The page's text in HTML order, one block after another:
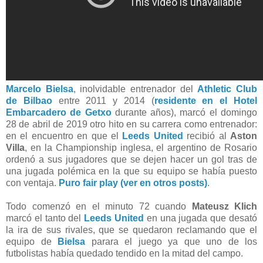
Marcelo Bielsa, inolvidable entrenador del Athletic Club
de Bilbaoentre 2011 y 2014 (residente en el Hotel
Embarcadero de Getxodurante años), marcó el domingo
28 de abril de 2019 otro hito en su carrera como entrenador:
en el encuentro en que el
Leeds United recibió al Aston
Villa, en la Championship inglesa, el argentino de Rosario
ordenó a sus jugadores que se dejen hacer un gol tras de
una jugada polémica en la que su equipo se había puesto
con ventaja. Puro fair play (ver en otros posts).
Todo comenzó en el minuto 72 cuando
Mateusz Klich
marcó el tanto del
Leeds United en una jugada que desató
la ira de sus rivales, que se quedaron reclamando que el
equipo de
Bielsa parara el juego ya que uno de los
futbolistas había quedado tendido en la mitad del campo.